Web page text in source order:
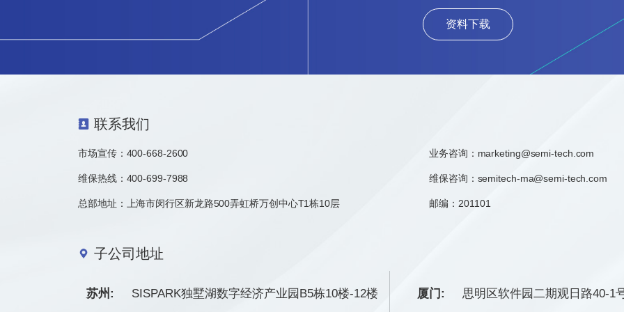
资料下载
联系我们
市场宣传： 400-668-2600 业务咨询： marketing@semi-tech.com
维保热线：400-699-7988 维保咨询：semitech-ma@semi-tech.com
总部地址：上海市闵行区新龙路500弄虹桥万创中心T1栋10层 邮编：201101
子公司地址
苏州: SISPARK独墅湖数字经济产业园B5栋10楼-12楼 厦门: 思明区软件园二期观日路40-1